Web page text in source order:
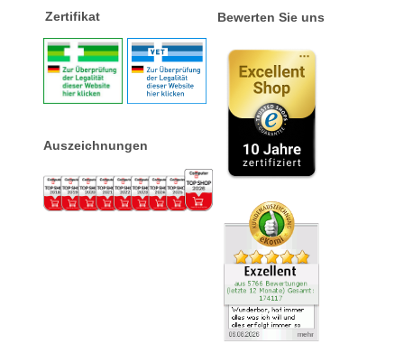
Zertifikat
Auszeichnungen
Bewerten Sie uns